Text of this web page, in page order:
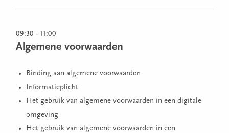
09:30 - 11:00
Algemene voorwaarden
Binding aan algemene voorwaarden
Informatieplicht
Het gebruik van algemene voorwaarden in een digitale
omgeving
Het gebruik van algemene voorwaarden in een